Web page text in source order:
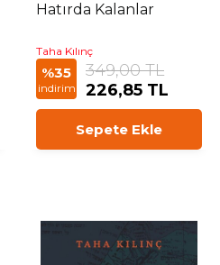
Hatırda Kalanlar
Taha Kılınç
%35
indirim
349,00 TL
226,85 TL
Sepete Ekle